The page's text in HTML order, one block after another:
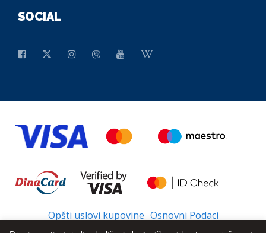
SOCIAL
Opšti uslovi kupovine Osnovni Podaci